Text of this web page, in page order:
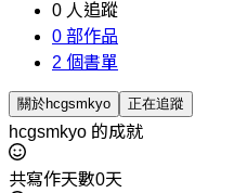
0 人追蹤
0 部作品
2 個書單
關於hcgsmkyo 正在追蹤
hcgsmkyo 的成就
共寫作天數0天